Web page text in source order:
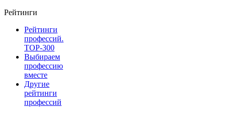
Рейтинги
Рейтинги
профессий.
TOP-300
Выбираем
профессию
вместе
Другие
рейтинги
профессий